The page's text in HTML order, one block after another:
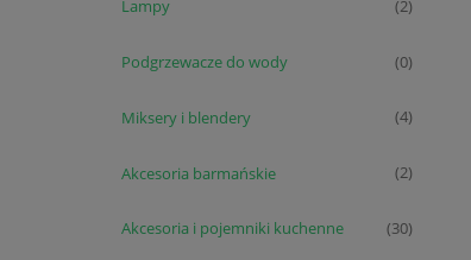
Lampy (2)
Podgrzewacze do wody (0)
Miksery i blendery (4)
Akcesoria barmańskie (2)
Akcesoria i pojemniki kuchenne (30)